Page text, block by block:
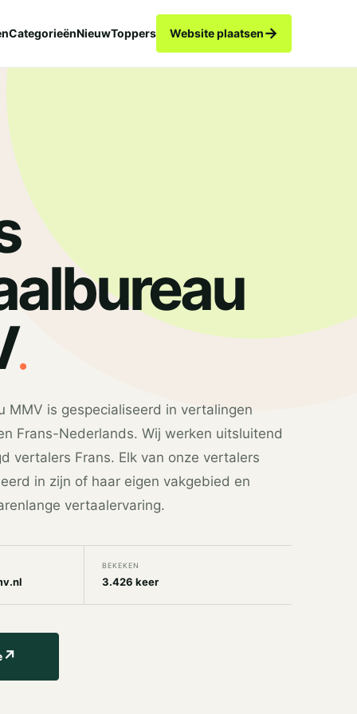
CategorieënNieuwToppers Website plaatsen→
.
MMV is gespecialiseerd in vertalingen
Frans-Nederlands. Wij werken uitsluitend
vertalers Frans. Elk van onze vertalers
in zijn of haar eigen vakgebied en
vertaalervaring.
BEKEKEN
3.426 keer
↗